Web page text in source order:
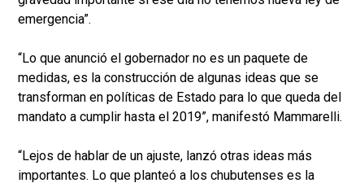
emergencia”.
“Lo que anunció el gobernador no es un paquete de
medidas, es la construcción de algunas ideas que se
transforman en políticas de Estado para lo que queda del
mandato a cumplir hasta el 2019”, manifestó Mammarelli.
“Lejos de hablar de un ajuste, lanzó otras ideas más
importantes. Lo que planteó a los chubutenses es la